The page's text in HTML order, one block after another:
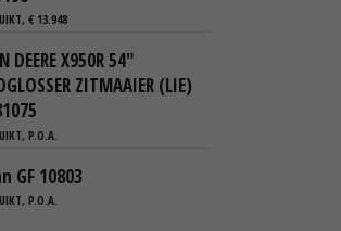
€ 13.948
DEERE X950R 54"
ZITMAAIER (LIE)
P.O.A.
GF 10803
P.O.A.